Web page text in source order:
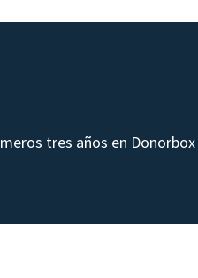
tres años en Donorbox